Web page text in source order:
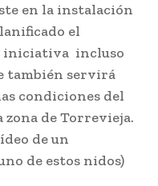
en la instalación
el
iniciativa incluso
también servirá
condiciones del
de Torrevieja.
de un
de estos nidos)